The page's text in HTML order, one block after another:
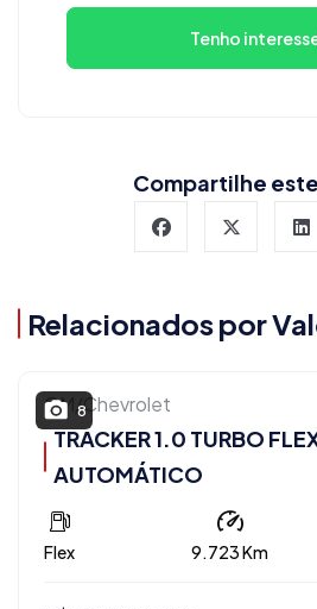
Tenho
Compartilhe
Relacionados por
8
GM/Chevrolet
TRACKER 1.0 TURBO
AUTOMÁTICO
Flex 9.723 Km